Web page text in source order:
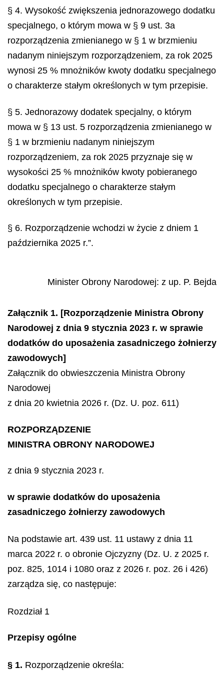
§ 4. Wysokość zwiększenia jednorazowego dodatku
specjalnego, o którym mowa w § 9 ust. 3a
rozporządzenia zmienianego w § 1 w brzmieniu
nadanym niniejszym rozporządzeniem, za rok 2025
wynosi 25 % mnożników kwoty dodatku specjalnego
o charakterze stałym określonych w tym przepisie.
§ 5. Jednorazowy dodatek specjalny, o którym
mowa w § 13 ust. 5 rozporządzenia zmienianego w
§ 1 w brzmieniu nadanym niniejszym
rozporządzeniem, za rok 2025 przyznaje się w
wysokości 25 % mnożników kwoty pobieranego
dodatku specjalnego o charakterze stałym
określonych w tym przepisie.
§ 6. Rozporządzenie wchodzi w życie z dniem 1
października 2025 r.”.
Minister Obrony Narodowej: z up. P. Bejda
Załącznik 1. [Rozporządzenie Ministra Obrony
Narodowej z dnia 9 stycznia 2023 r. w sprawie
dodatków do uposażenia zasadniczego żołnierzy
zawodowych]
Załącznik do obwieszczenia Ministra Obrony
Narodowej
z dnia 20 kwietnia 2026 r. (Dz. U. poz. 611)
ROZPORZĄDZENIE
MINISTRA OBRONY NARODOWEJ
z dnia 9 stycznia 2023 r.
w sprawie dodatków do uposażenia
zasadniczego żołnierzy zawodowych
Na podstawie art. 439 ust. 11 ustawy z dnia 11
marca 2022 r. o obronie Ojczyzny (Dz. U. z 2025 r.
poz. 825, 1014 i 1080 oraz z 2026 r. poz. 26 i 426)
zarządza się, co następuje:
Rozdział 1
Przepisy ogólne
§ 1. Rozporządzenie określa: